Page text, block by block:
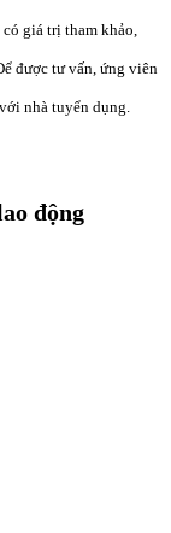
giá trị tham khảo,
được tư vấn, ứng viên
nhà tuyển dụng.
động